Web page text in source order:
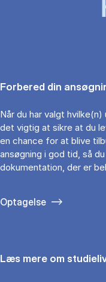
Forbered din
Når du har valgt
det vigtig at sikre at du
en chance for at blive
ansøgning i god tid, så
dokumentation, der er
Optagelse
Læs mere om